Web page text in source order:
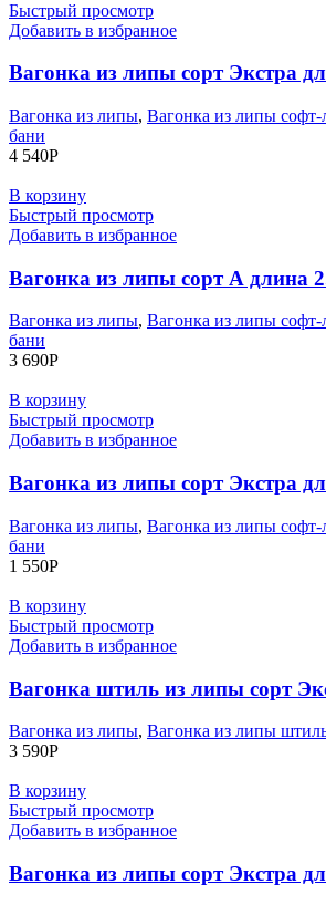
Быстрый просмотр
Добавить в избранное
Вагонка из липы сорт Экстра
Вагонка из липы, Вагонка из липы софт-
бани
4 540Р
В корзину
Быстрый просмотр
Добавить в избранное
Вагонка из липы сорт А длина
Вагонка из липы, Вагонка из липы софт-
бани
3 690Р
В корзину
Быстрый просмотр
Добавить в избранное
Вагонка из липы сорт Экстра
Вагонка из липы, Вагонка из липы софт-
бани
1 550Р
В корзину
Быстрый просмотр
Добавить в избранное
Вагонка штиль из липы сорт
Вагонка из липы, Вагонка из липы
3 590Р
В корзину
Быстрый просмотр
Добавить в избранное
Вагонка из липы сорт Экстра